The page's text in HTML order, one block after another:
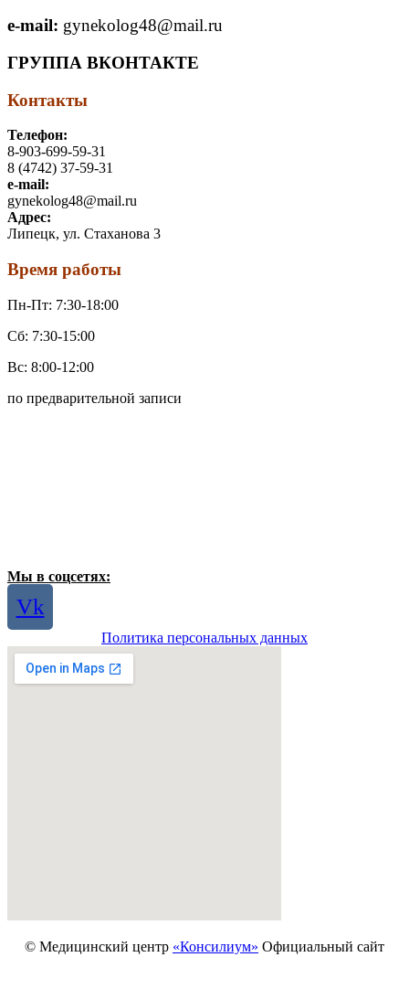
e-mail: gynekolog48@mail.ru
ГРУППА ВКОНТАКТЕ
Контакты
Телефон:
8-903-699-59-31
8 (4742) 37-59-31
e-mail:
gynekolog48@mail.ru
Адрес:
Липецк, ул. Стаханова 3
Время работы
Пн-Пт: 7:30-18:00
Сб: 7:30-15:00
Вс: ​8:00-12:00​
по предварительной записи
Мы в соцсетях:
Vk
Политика персональных данных
© Медицинский центр «Консилиум» Официальный сайт